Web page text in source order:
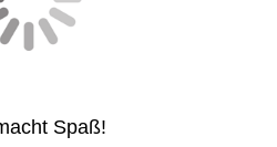
Spaß!